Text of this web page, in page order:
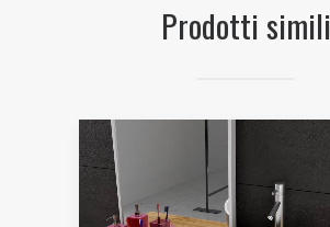
Prodotti simili